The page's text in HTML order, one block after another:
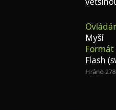
Myší
Flash
Hráno